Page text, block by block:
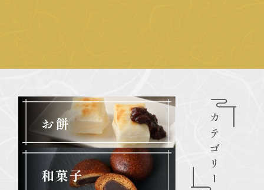
お餅
和菓子 カテゴリー